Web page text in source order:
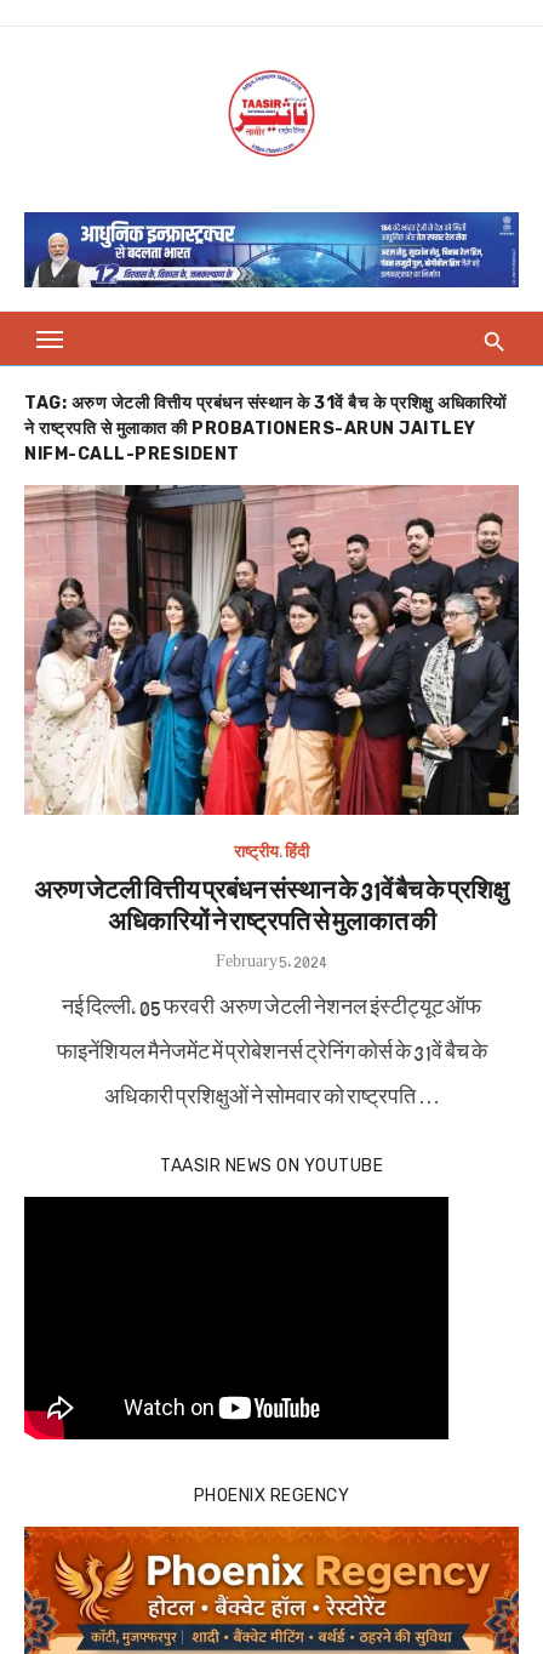
TAG: अरुण जेटली वित्तीय प्रबंधन संस्थान के 31वें बैच के प्रशिक्षु अधिकारियों
ने राष्ट्रपति से मुलाकात की PROBATIONERS-ARUN JAITLEY
NIFM-CALL-PRESIDENT
राष्ट्रीय,हिंदी
अरुण जेटली वित्तीय प्रबंधन संस्थान के 31वें बैच के प्रशिक्षु
अधिकारियों ने राष्ट्रपति से मुलाकात की
Posted
on
February 5, 2024
नई दिल्ली, 05 फरवरी अरुण जेटली नेशनल इंस्टीट्यूट ऑफ
फाइनेंशियल मैनेजमेंट में प्रोबेशनर्स ट्रेनिंग कोर्स के 31वें बैच के
अधिकारी प्रशिक्षुओं ने सोमवार को राष्ट्रपति …
TAASIR NEWS ON YOUTUBE
PHOENIX REGENCY